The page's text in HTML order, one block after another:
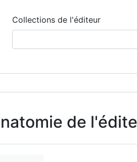
Collections de l'éditeur
de